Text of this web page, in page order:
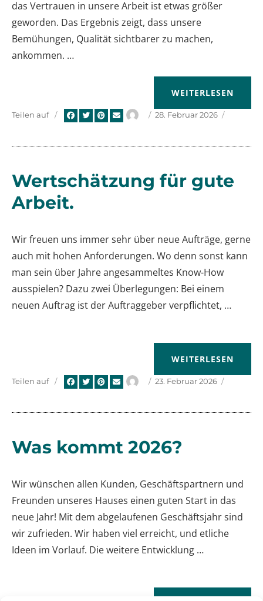
das Vertrauen in unsere Arbeit ist etwas größer
geworden. Das Ergebnis zeigt, dass unsere
Bemühungen, Qualität sichtbarer zu machen,
ankommen. …
WEITERLESEN
AutorVeröffentlicht
28. Februar 2026
Teilen auf
Wertschätzung für gute
Arbeit.
Wir freuen uns immer sehr über neue Aufträge, gerne
auch mit hohen Anforderungen. Wo denn sonst kann
man sein über Jahre angesammeltes Know-How
ausspielen? Dazu zwei Überlegungen: Bei einem
neuen Auftrag ist der Auftraggeber verpflichtet, …
„WERTSCHÄTZUNG
WEITERLESEN
AutorVeröffentlicht
23. Februar 2026
Teilen auf
Was kommt 2026?
Wir wünschen allen Kunden, Geschäftspartnern und
Freunden unseres Hauses einen guten Start in das
neue Jahr! Mit dem abgelaufenen Geschäftsjahr sind
wir zufrieden. Wir haben viel erreicht, und etliche
Ideen im Vorlauf. Die weitere Entwicklung …